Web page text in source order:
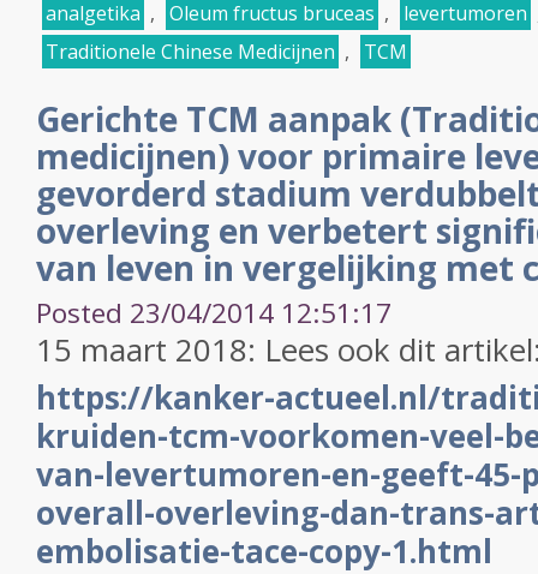
analgetika , Oleum fructus bruceas , levertumoren
Traditionele Chinese Medicijnen , TCM
Gerichte TCM aanpak
medicijnen) voor primaire
gevorderd stadium
overleving en verbetert
van leven in vergelijking met
Posted 23/04/2014 12:51:17
15 maart 2018: Lees ook dit
https://kanker-actueel.nl/
kruiden-tcm-voorkomen-veel-
van-levertumoren-en-geeft-45-
overall-overleving-dan-trans-
embolisatie-tace-copy-1.html